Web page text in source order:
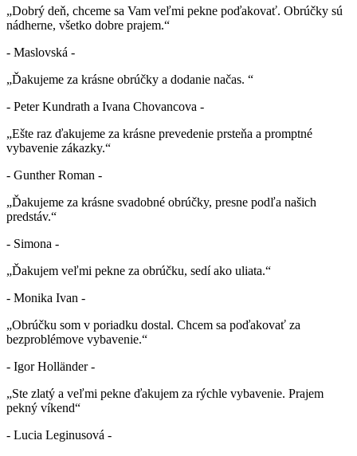
„Dobrý deň, chceme sa Vam veľmi pekne poďakovať. Obrúčky sú
nádherne, všetko dobre prajem.“
- Maslovská -
„Ďakujeme za krásne obrúčky a dodanie načas. “
- Peter Kundrath a Ivana Chovancova -
„Ešte raz ďakujeme za krásne prevedenie prsteňa a promptné
vybavenie zákazky.“
- Gunther Roman -
„Ďakujeme za krásne svadobné obrúčky, presne podľa našich
predstáv.“
- Simona -
„Ďakujem veľmi pekne za obrúčku, sedí ako uliata.“
- Monika Ivan -
„Obrúčku som v poriadku dostal. Chcem sa poďakovať za
bezproblémove vybavenie.“
- Igor Holländer -
„Ste zlatý a veľmi pekne ďakujem za rýchle vybavenie. Prajem
pekný víkend“
- Lucia Leginusová -